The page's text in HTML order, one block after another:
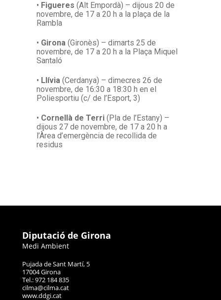
• Figueres (Alt Empordà) – dijous 20 de
novembre, de 17 a 20 h a la plaça de la
Rambla
• Girona (Gironès) – dimarts 25 de
novembre, de 17 a 20 h a la Plaça Miquel
Santaló
• Llívia (Cerdanya) – dimecres 26 de
novembre, de 16:30 a 18:30 h en el
Poliesportiu (c/ de l’Esport, 3)
• Cornellà de Terri (Pla de l’Estany) –
dijous 27 de novembre, de 17 a 20 h a
l’Àrea d’emergència de recollida de
residus
Diputació de Girona
Medi Ambient
Pujada de Sant Martí, 5
17004 Girona
Tel.: 972 184 835
cilma@cilma.cat
www.ddgi.cat